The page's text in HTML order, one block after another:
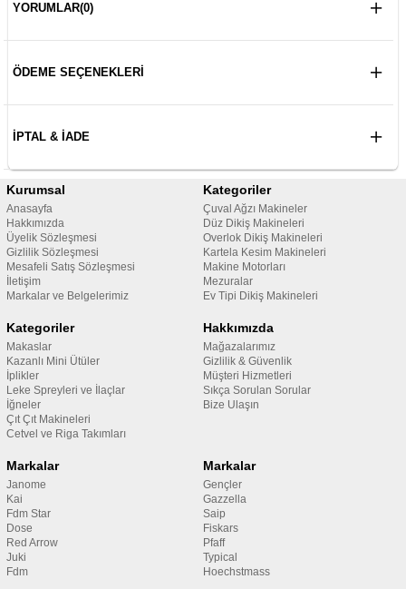
YORUMLAR(0)
ÖDEME SEÇENEKLERI
İPTAL & İADE
Kurumsal
Anasayfa
Hakkımızda
Üyelik Sözleşmesi
Gizlilik Sözleşmesi
Mesafeli Satış Sözleşmesi
İletişim
Markalar ve Belgelerimiz
Kategoriler
Çuval Ağzı Makineler
Düz Dikiş Makineleri
Overlok Dikiş Makineleri
Kartela Kesim Makineleri
Makine Motorları
Mezuralar
Ev Tipi Dikiş Makineleri
Kategoriler
Makaslar
Kazanlı Mini Ütüler
İplikler
Leke Spreyleri ve İlaçlar
İğneler
Çıt Çıt Makineleri
Cetvel ve Riga Takımları
Hakkımızda
Mağazalarımız
Gizlilik & Güvenlik
Müşteri Hizmetleri
Sıkça Sorulan Sorular
Bize Ulaşın
Markalar
Janome
Kai
Fdm Star
Dose
Red Arrow
Juki
Fdm
Markalar
Gençler
Gazzella
Saip
Fiskars
Pfaff
Typical
Hoechstmass